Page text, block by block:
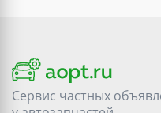
Сервис частных